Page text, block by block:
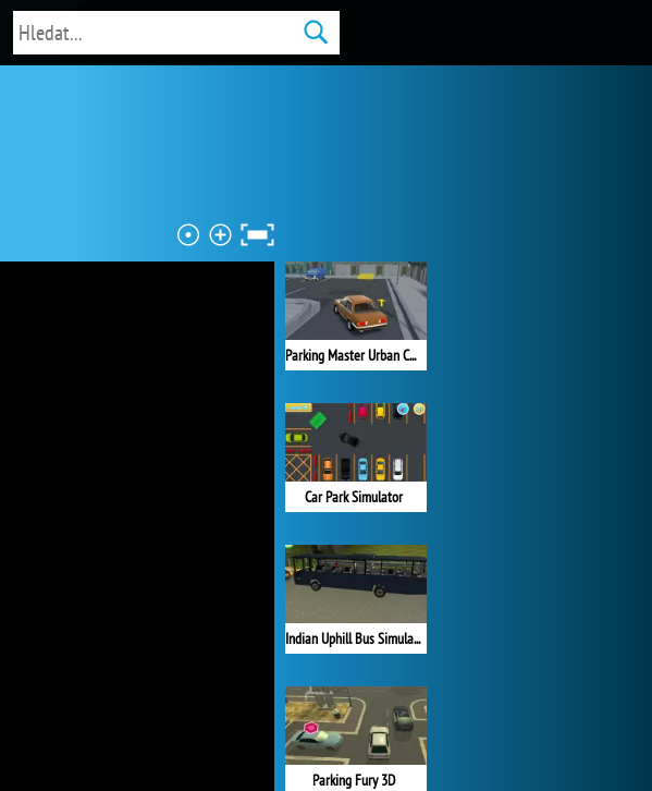
Parking Master Urban Challenges
Car Park Simulator
Indian Uphill Bus Simulator 3D
Parking Fury 3D